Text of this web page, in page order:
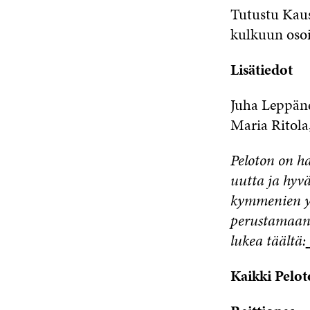
Tutustu
kulkuun
Lisätiedot
Juha
Maria
Peloton on
uutta ja
kymmenien
lukea täältä:
Kaikki